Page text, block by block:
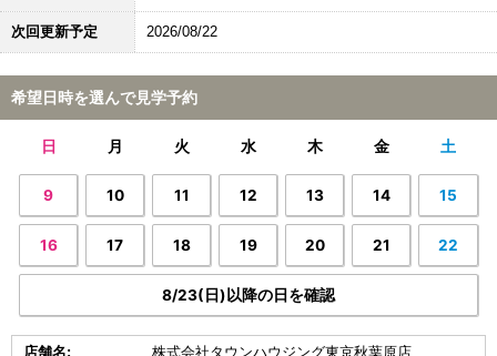
次回更新予定 2026/08/22
希望日時を選んで見学予約
日 月 火 水 木 金 土
9 10 11 12 13 14 15
16 17 18 19 20 21 22
8/23(日)以降の日を確認
店舗名: 株式会社タウンハウジング東京秋葉原店